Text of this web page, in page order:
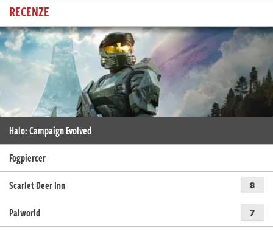
RECENZE
Halo: Campaign Evolved
Fogpiercer
Scarlet Deer Inn
8
Palworld 7